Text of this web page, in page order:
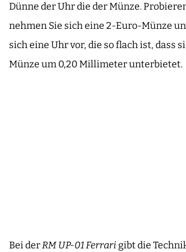
Dünne der Uhr die der Münze.
nehmen Sie sich eine 2-Euro-Münze
sich eine Uhr vor, die so flach ist, dass
Münze um 0,20 Millimeter unterbietet.
Bei derRM UP-01Ferrarigibt die